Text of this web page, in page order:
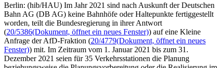
Berlin: (hib/HAU) Im Jahr 2021 sind nach Auskunft der Deutschen
Bahn AG (DB AG) keine Bahnhöfe oder Haltepunkte fertiggestellt
worden, teilt die Bundesregierung in ihrer Antwort
(20/5386(Dokument, öffnet ein neues Fenster)) auf eine Kleine
Anfrage der AfD-Fraktion (20/4779(Dokument, öffnet ein neues
Fenster)) mit. Im Zeitraum vom 1. Januar 2021 bis zum 31.
Dezember 2021 seien für 35 Verkehrsstationen die Planung